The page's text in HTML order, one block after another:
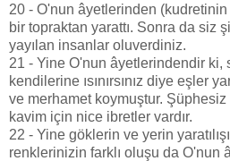
20 - O'nun âyetlerinden
bir topraktan yarattı. Sonra da siz
yayılan insanlar oluverdiniz.
21 - Yine O'nun âyetlerindendir
kendilerine ısınırsınız diye eşler
ve merhamet koymuştur.
kavim için nice ibretler vardır.
22 - Yine göklerin ve yerin
renklerinizin farklı oluşu da O'nun